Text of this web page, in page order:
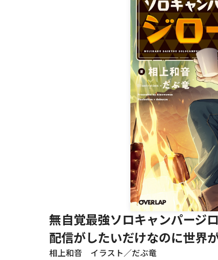
無自覚最強ソロキャンパージ
配信がしたいだけなのに世界
相上和音 イラスト／だぶ竜